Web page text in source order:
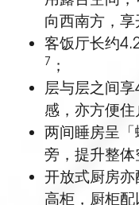
向西南方，
客饭厅长约
7 ；
层与层之间
感，亦方便
两间睡房呈
旁，提升整
开放式厨房
高柜，厨柜